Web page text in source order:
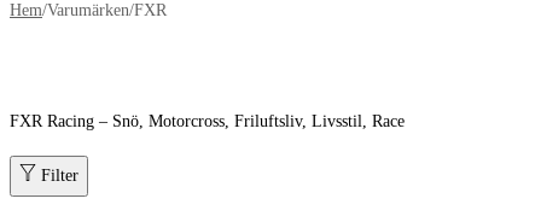
Hem/Varumärken/FXR
FXR Racing – Snö, Motorcross, Friluftsliv, Livsstil, Race
Filter